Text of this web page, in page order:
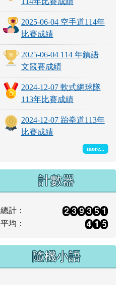
2025-06-04 空手道114年
比賽成績
2025-06-04 114 年鎮語
文競賽成績
2024-12-07 軟式網球隊
113年比賽成績
2024-12-07 跆拳道113年
比賽成績
more...
計數器
總計：
平均：
隨機小語